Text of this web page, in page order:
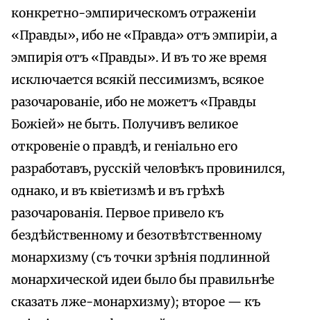
конкретно-эмпирическомъ отраженіи
«Правды», ибо не «Правда» отъ эмпиріи, а
эмпирія отъ «Правды». И въ то же время
исключается всякій пессимизмъ, всякое
разочарованіе, ибо не можетъ «Правды
Божіей» не быть. Получивъ великое
откровеніе о правдѣ, и геніально его
разработавъ, русскій человѣкъ провинился,
однако, и въ квіетизмѣ и въ грѣхѣ
разочарованія. Первое привело къ
бездѣйственному и безотвѣтственному
монархизму (съ точки зрѣнія подлинной
монархической идеи было бы правильнѣе
сказать лже-монархизму); второе — къ